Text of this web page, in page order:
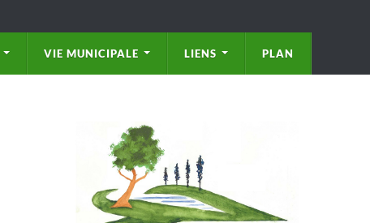
VIE MUNICIPALE LIENS PLAN